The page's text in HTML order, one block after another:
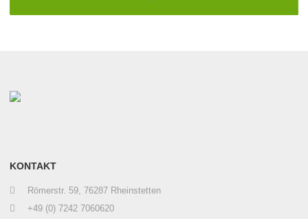
KONTAKT
Römerstr. 59, 76287 Rheinstetten
+49 (0) 7242 7060620